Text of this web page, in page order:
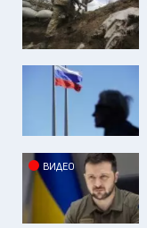
ВИДЕО